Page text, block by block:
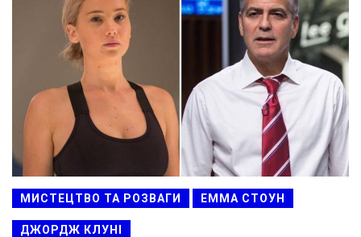
МИСТЕЦТВО ТА РОЗВАГИ ЕММА СТОУН
ДЖОРДЖ КЛУНІ